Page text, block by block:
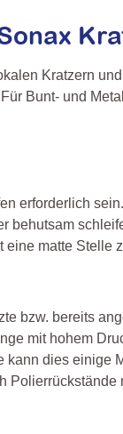
Kratzern
Bunt- und
erforderlich
behutsam
matte Stelle
bzw. bereits
mit hohem
kann dies